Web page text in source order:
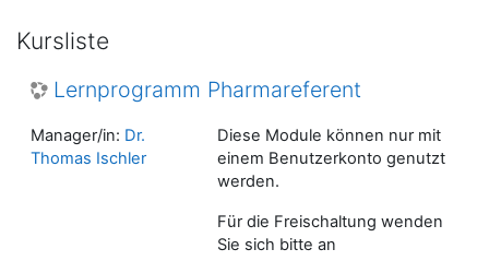
Kursliste
Lernprogramm Pharmareferent
Diese Module können nur mit
einem Benutzerkonto genutzt
werden.
Für die Freischaltung wenden
Sie sich bitte an
Manager/in: Dr.
Thomas Ischler